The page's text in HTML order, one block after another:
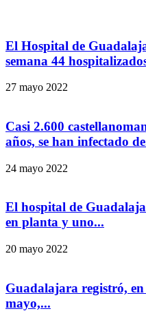
El Hospital de
semana 44
27 mayo 2022
Casi 2.600
años, se han infectado
24 mayo 2022
El hospital de
en planta y uno...
20 mayo 2022
Guadalajara registró,
mayo,...